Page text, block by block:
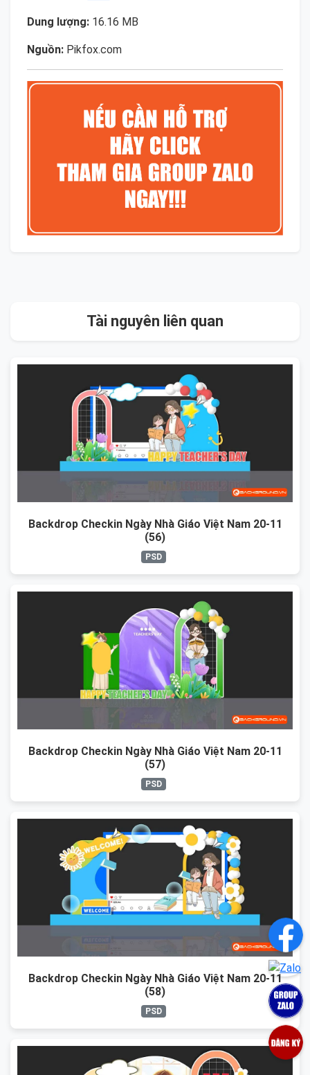
Dung lượng: 16.16 MB
Nguồn: Pikfox.com
Tài nguyên liên quan
Backdrop Checkin Ngày Nhà Giáo Việt Nam 20-11
(56)
PSD
Backdrop Checkin Ngày Nhà Giáo Việt Nam 20-11
(57)
PSD
Backdrop Checkin Ngày Nhà Giáo Việt Nam 20-11
(58)
PSD